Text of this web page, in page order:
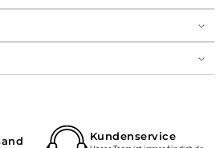
Kundenservice